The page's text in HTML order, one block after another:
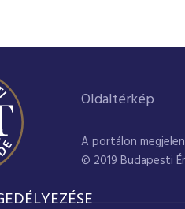
Oldaltérkép
A portálon
© 2019 Budapesti